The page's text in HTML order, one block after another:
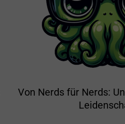
Von Nerds für Nerds: